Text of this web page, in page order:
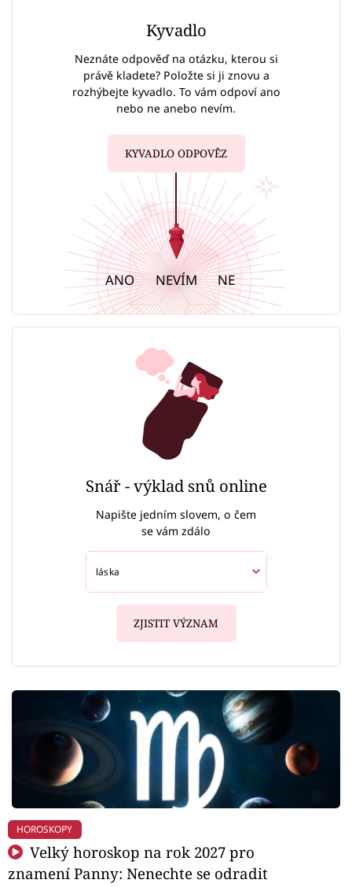
Kyvadlo
Neznáte odpověď na otázku, kterou si
právě kladete? Položte si ji znovu a
rozhýbejte kyvadlo. To vám odpoví ano
nebo ne anebo nevím.
KYVADLO ODPOVĚZ
ANO NEVÍM NE
Snář - výklad snů online
Napište jedním slovem, o čem
se vám zdálo
ZJISTIT VÝZNAM
HOROSKOPY
Velký horoskop na rok 2027 pro
znamení Panny: Nenechte se odradit